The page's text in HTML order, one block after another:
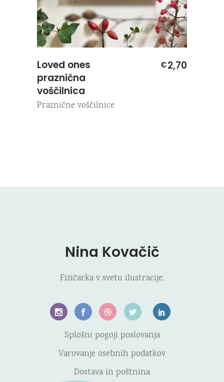
Loved ones
praznična
voščilnica
€2,70
Praznične voščilnice
Nina Kovačič
Fizičarka v svetu ilustracije.
Splošni pogoji poslovanja
Varovanje osebnih podatkov
Dostava in poštnina